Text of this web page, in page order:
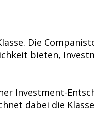
Die
bieten,
Investment-
dabei die